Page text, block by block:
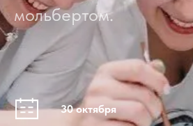
мольбертом.
30 октября